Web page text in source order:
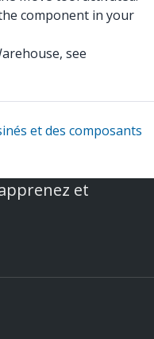
component in your
see
et des composants
et